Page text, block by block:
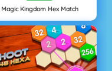
Magic Kingdom Hex Match